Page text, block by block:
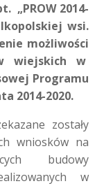
„PROW 2014-
wsi.
możliwości
wiejskich w
Programu
2014-2020.
zostały
wniosków na
budowy
w